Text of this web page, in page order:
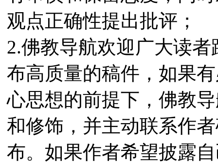
观点正确性提出批评；
2.佛教导航欢迎广大读
布高质量的稿件，如果
心思想的前提下，佛教
和修饰，并主动联系作
布。如果作者希望披露